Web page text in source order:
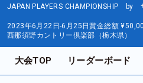
JAPAN PLAYERS CHAMPIONSHIP by
2023年6月22日-6月25日賞金総額
西那須野カントリー倶楽部（栃木県）
大会TOP リーダーボード